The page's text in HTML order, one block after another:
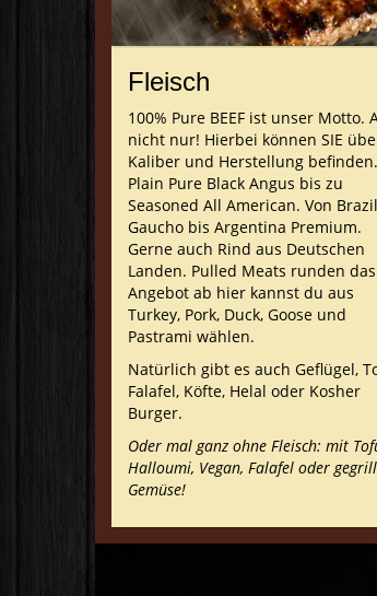
Fleisch
100% Pure BEEF ist unser Motto.
nicht nur! Hierbei können SIE
Kaliber und Herstellung
Plain Pure Black Angus bis zu
Seasoned All American. Von
Gaucho bis Argentina Premium.
Gerne auch Rind aus Deutschen
Landen. Pulled Meats runden das
Angebot ab hier kannst du aus
Turkey, Pork, Duck, Goose und
Pastrami wählen.
Natürlich gibt es auch Geflügel,
Falafel, Köfte, Helal oder Kosher
Burger.
Oder mal ganz ohne Fleisch: mit
Halloumi, Vegan, Falafel oder
Gemüse!